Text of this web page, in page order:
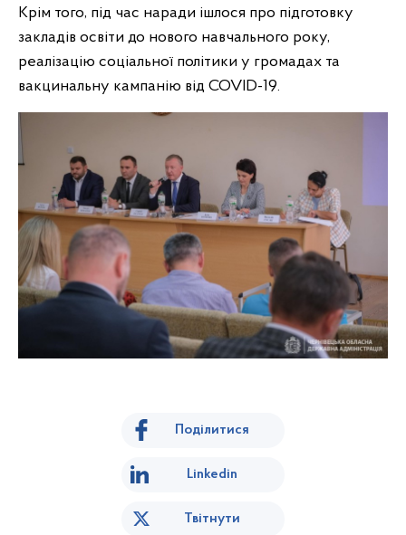
Крім того, під час наради ішлося про підготовку
закладів освіти до нового навчального року,
реалізацію соціальної політики у громадах та
вакцинальну кампанію від COVID-19.
Поділитися
Linkedin
Твітнути